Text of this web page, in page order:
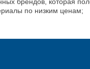
по низким ценам;